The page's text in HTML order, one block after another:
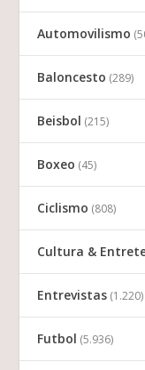
Automovilismo
Baloncesto (289)
Beisbol (215)
Boxeo (45)
Ciclismo (808)
Cultura &
Entrevistas (1.220)
Futbol (5.936)